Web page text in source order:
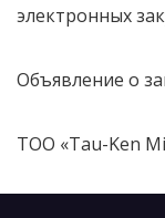
электронных
Объявление о
ТОО «Tau-Ken